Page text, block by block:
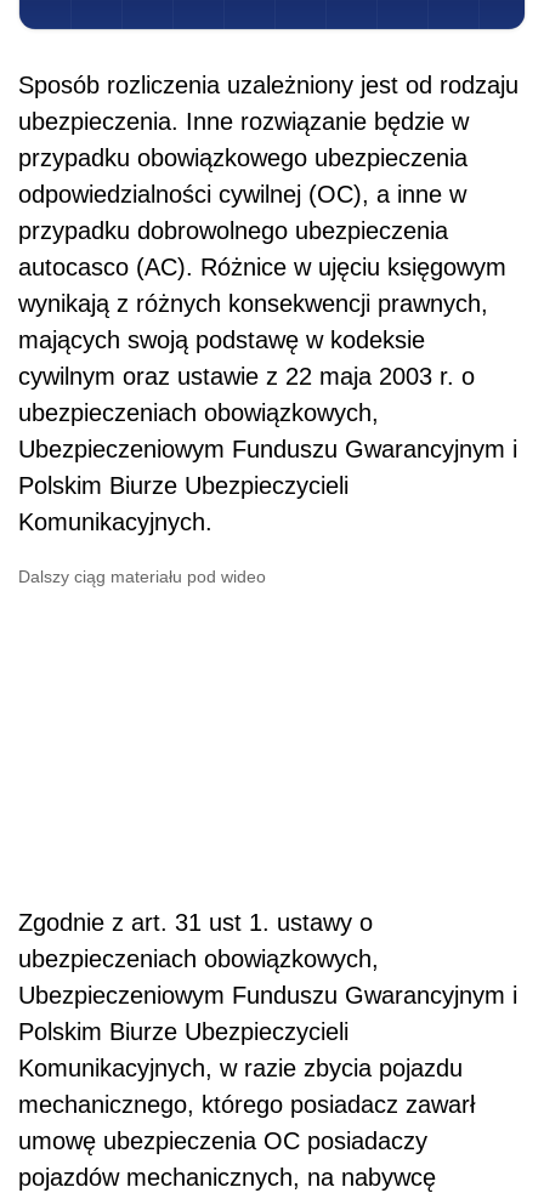
Sposób rozliczenia uzależniony jest od rodzaju
ubezpieczenia. Inne rozwiązanie będzie w
przypadku obowiązkowego ubezpieczenia
odpowiedzialności cywilnej (OC), a inne w
przypadku dobrowolnego ubezpieczenia
autocasco (AC). Różnice w ujęciu księgowym
wynikają z różnych konsekwencji prawnych,
mających swoją podstawę w kodeksie
cywilnym oraz ustawie z 22 maja 2003 r. o
ubezpieczeniach obowiązkowych,
Ubezpieczeniowym Funduszu Gwarancyjnym i
Polskim Biurze Ubezpieczycieli
Komunikacyjnych.
Dalszy ciąg materiału pod wideo
Zgodnie z art. 31 ust 1. ustawy o
ubezpieczeniach obowiązkowych,
Ubezpieczeniowym Funduszu Gwarancyjnym i
Polskim Biurze Ubezpieczycieli
Komunikacyjnych, w razie zbycia pojazdu
mechanicznego, którego posiadacz zawarł
umowę ubezpieczenia OC posiadaczy
pojazdów mechanicznych, na nabywcę